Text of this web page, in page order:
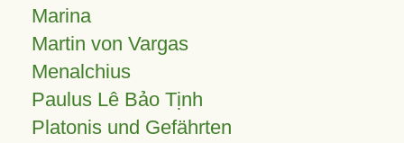
Marina
Martin von Vargas
Menalchius
Paulus Lê Bảo Tịnh
Platonis und Gefährten